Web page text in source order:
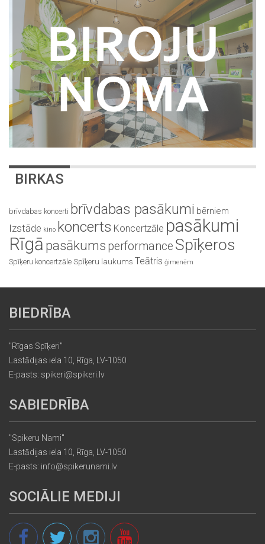
BIRKAS
brīvdabas koncerti brīvdabas pasākumi bērniem
Izstāde kino koncerts Koncertzāle pasākumi
Rīgā pasākums performance Spīķeros
Spīķeru koncertzāle Spīķeru laukums Teātris ģimenēm
BIEDRĪBA
"Rīgas Spīķeri"
Lastādijas iela 10, Rīga, LV-1050
E-pasts: spikeri@spikeri.lv
SABIEDRĪBA
"Spikeru Nami"
Lastādijas iela 10, Rīga, LV-1050
E-pasts: info@spikerunami.lv
SOCIĀLIE MEDIJI